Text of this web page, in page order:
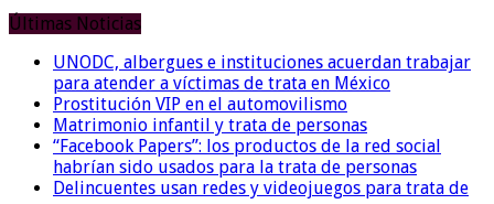
Últimas Noticias
UNODC, albergues e instituciones acuerdan trabajar
para atender a víctimas de trata en México
Prostitución VIP en el automovilismo
Matrimonio infantil y trata de personas
“Facebook Papers”: los productos de la red social
habrían sido usados para la trata de personas
Delincuentes usan redes y videojuegos para trata de